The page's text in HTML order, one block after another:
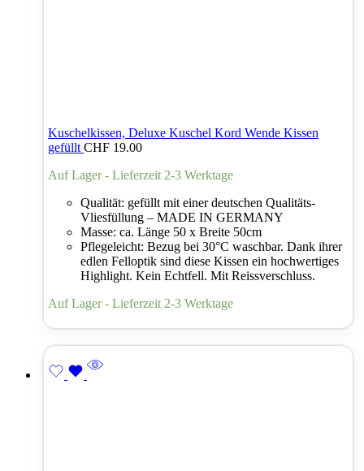
Kuschelkissen, Deluxe Kuschel Kord Wende Kissen
gefüllt CHF 19.00
Auf Lager - Lieferzeit 2-3 Werktage
Qualität: gefüllt mit einer deutschen Qualitäts-
Vliesfüllung – MADE IN GERMANY
Masse: ca. Länge 50 x Breite 50cm
Pflegeleicht: Bezug bei 30°C waschbar. Dank ihrer
edlen Felloptik sind diese Kissen ein hochwertiges
Highlight. Kein Echtfell. Mit Reissverschluss.
Auf Lager - Lieferzeit 2-3 Werktage